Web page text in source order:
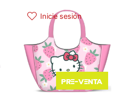
Inicie sesión
Pre-venta